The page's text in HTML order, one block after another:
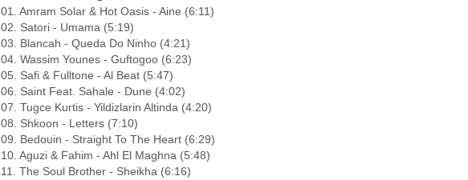
01. Amram Solar & Hot Oasis - Aine (6:11)
02. Satori - Umama (5:19)
03. Blancah - Queda Do Ninho (4:21)
04. Wassim Younes - Guftogoo (6:23)
05. Safi & Fulltone - Al Beat (5:47)
06. Saint Feat. Sahale - Dune (4:02)
07. Tugce Kurtis - Yildizlarin Altinda (4:20)
08. Shkoon - Letters (7:10)
09. Bedouin - Straight To The Heart (6:29)
10. Aguzi & Fahim - Ahl El Maghna (5:48)
11. The Soul Brother - Sheikha (6:16)